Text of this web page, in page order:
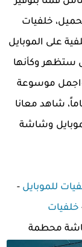
خلفيات
على الموبايل
ستظهر وكأنها
موسوعة
شاهد معانا
وشاشة
للموبايل -
خلفيات